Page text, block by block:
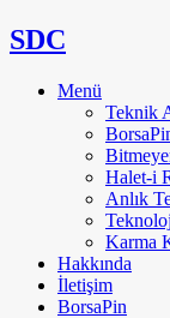
SDC
Menü
Teknik
Halet-i
Anlık
Karma
Hakkında
İletişim
BorsaPin